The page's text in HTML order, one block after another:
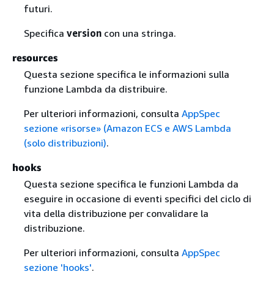
futuri.
Specifica versioncon una stringa.
resources
Questa sezione specifica le informazioni sulla
funzione Lambda da distribuire.
Per ulteriori informazioni, consulta AppSpec
sezione «risorse» (Amazon ECS e AWS Lambda
(solo distribuzioni).
hooks
Questa sezione specifica le funzioni Lambda da
eseguire in occasione di eventi specifici del ciclo di
vita della distribuzione per convalidare la
distribuzione.
Per ulteriori informazioni, consulta AppSpec
sezione 'hooks'.